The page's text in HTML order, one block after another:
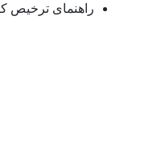
راهنمای ترخیص